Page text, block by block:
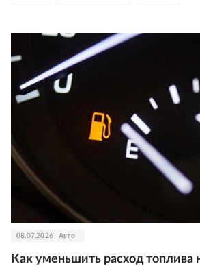
08.07.2026 Авто
Как уменьшить расход топлива